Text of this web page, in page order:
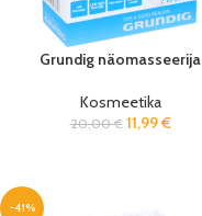
Grundig näomasseerija
Kosmeetika
20,00€ 11,99€
-41%